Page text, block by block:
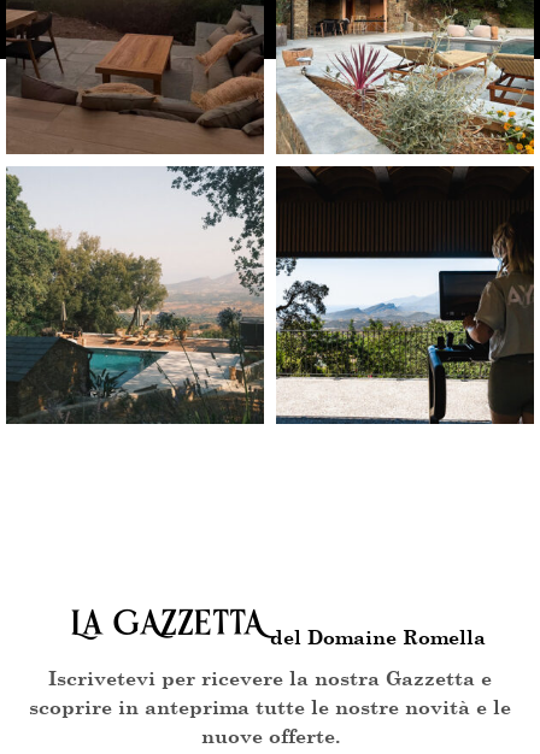
La GAZZETTA del Domaine Romella
Iscrivetevi per ricevere la nostra Gazzetta e
scoprire in anteprima tutte le nostre novità e le
nuove offerte.